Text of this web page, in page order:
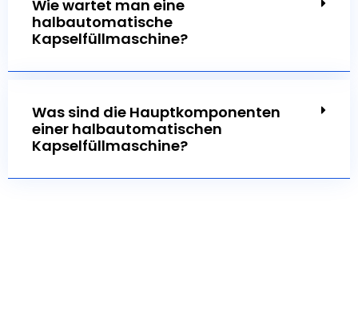
Wie wartet man eine
halbautomatische
Kapselfüllmaschine?
Was sind die Hauptkomponenten
einer halbautomatischen
Kapselfüllmaschine?